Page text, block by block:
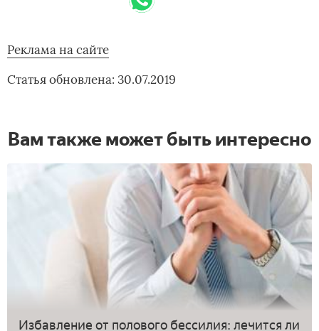
Реклама на сайте
Статья обновлена: 30.07.2019
Вам также может быть интересно
Избавление от полового бессилия: лечится ли